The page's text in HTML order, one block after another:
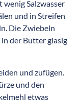
wenig Salzwasser
und in Streifen
Die Zwiebeln
der Butter glasig
und zufügen.
und den
etwas